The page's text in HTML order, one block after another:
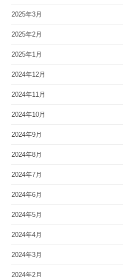
2025年3月
2025年2月
2025年1月
2024年12月
2024年11月
2024年10月
2024年9月
2024年8月
2024年7月
2024年6月
2024年5月
2024年4月
2024年3月
2024年2月